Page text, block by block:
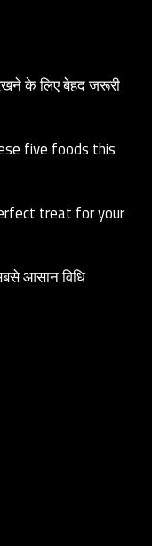
के लिए बेहद जरूरी
five foods this
treat for your
आसान विधि